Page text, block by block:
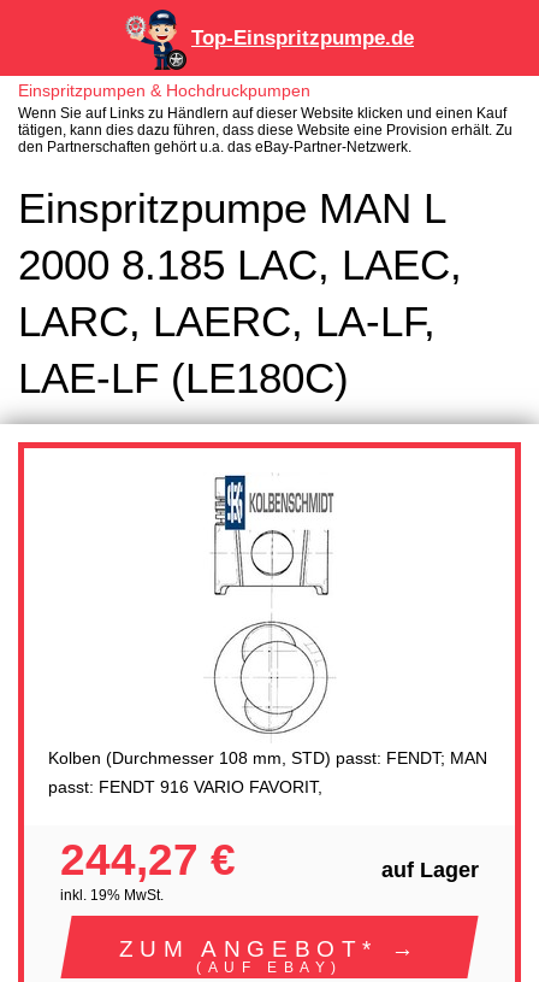
Top-Einspritzpumpe.de
Einspritzpumpen & Hochdruckpumpen
Wenn Sie auf Links zu Händlern auf dieser Website klicken und einen Kauf
tätigen, kann dies dazu führen, dass diese Website eine Provision erhält. Zu
den Partnerschaften gehört u.a. das eBay-Partner-Netzwerk.
Einspritzpumpe MAN L
2000 8.185 LAC, LAEC,
LARC, LAERC, LA-LF,
LAE-LF (LE180C)
Kolben (Durchmesser 108 mm, STD) passt: FENDT; MAN
passt: FENDT 916 VARIO FAVORIT,
244,27 €
inkl. 19% MwSt.
auf Lager
ZUM ANGEBOT* →
(AUF EBAY)